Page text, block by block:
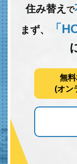
住み替え で
まず、
「
無
(オン